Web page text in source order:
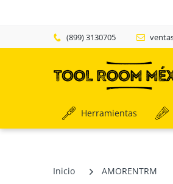
(899) 3130705
Herramientas
Inicio AMORENTRM